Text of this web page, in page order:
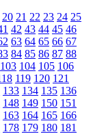
20 21 22 23 24 25
42 43 44 45 46
63 64 65 66 67
84 85 86 87 88
103 104 105 106
119 120 121
133 134 135 136
148 149 150 151
163 164 165 166
178 179 180 181